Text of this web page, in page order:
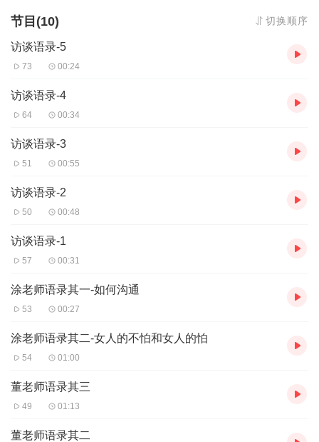
节目(10) 切换顺序
访谈语录-5
73 00:24
访谈语录-4
64 00:34
访谈语录-3
51 00:55
访谈语录-2
50 00:48
访谈语录-1
57 00:31
涂老师语录其一-如何沟通
53 00:27
涂老师语录其二-女人的不怕和女人的怕
54 01:00
董老师语录其三
49 01:13
董老师语录其二